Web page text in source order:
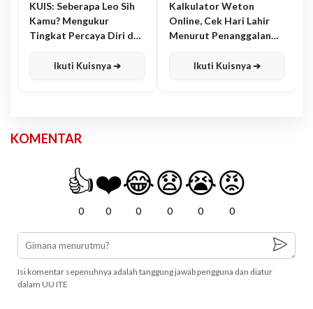
KUIS: Seberapa Leo Sih
Kamu? Mengukur
Tingkat Percaya Diri dan
Ikuti Kuisnya ➔
Kalkulator Weton
Online, Cek Hari Lahir
Menurut Penanggalan
Ikuti Kuisnya ➔
KOMENTAR
👍
0
❤️
0
😂
0
😧
0
😭
0
😡
0
Isi komentar sepenuhnya adalah tanggung jawab pengguna dan diatur
dalam UU ITE